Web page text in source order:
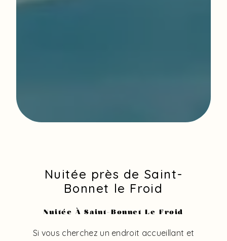
Nuitée près de Saint-
Bonnet le Froid
Nuitée À Saint-Bonnet Le Froid
Si vous cherchez un endroit accueillant et